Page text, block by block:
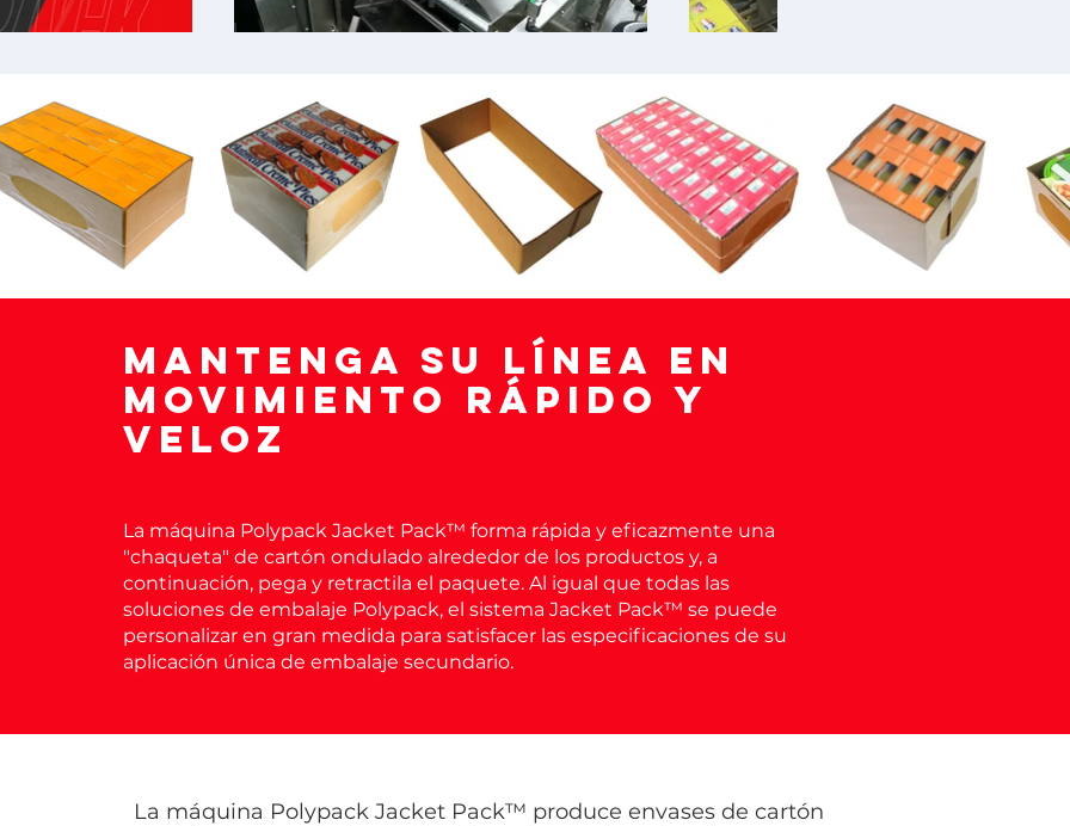
Mantenga su línea en
movimiento rápido y
veloz
La máquina Polypack Jacket Pack™ forma rápida y eficazmente una
"chaqueta" de cartón ondulado alrededor de los productos y, a
continuación, pega y retractila el paquete. Al igual que todas las
soluciones de embalaje Polypack, el sistema Jacket Pack™ se puede
personalizar en gran medida para satisfacer las especificaciones de su
aplicación única de embalaje secundario.
La máquina Polypack Jacket Pack™ produce envases de cartón